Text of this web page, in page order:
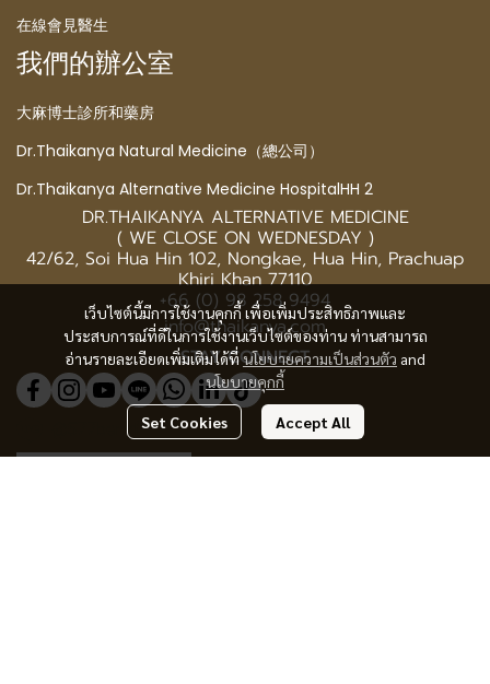
เว็บไซต์นี้มีการใช้งานคุกกี้ เพื่อเพิ่มประสิทธิภาพและ
ประสบการณ์ที่ดีในการใช้งานเว็บไซต์ของท่าน ท่านสามารถ
อ่านรายละเอียดเพิ่มเติมได้ที่นโยบายความเป็นส่วนตัว and
นโยบายคุกกี้
Set Cookies Accept All
在線會見醫生
我們的辦公室
大麻博士診所和藥房
Dr.Thaikanya Natural Medicine（總公司）
Dr.Thaikanya Alternative Medicine HospitalHH 2
DR.THAIKANYA ALTERNATIVE MEDICINE
( WE CLOSE ON WEDNESDAY )
42/62, Soi Hua Hin 102, Nongkae, Hua Hin, Prachuap
Khiri Khan 77110
+66 (0) 98 258 9494
info@thaikanya.com
STAY CONNECT
@577benvf